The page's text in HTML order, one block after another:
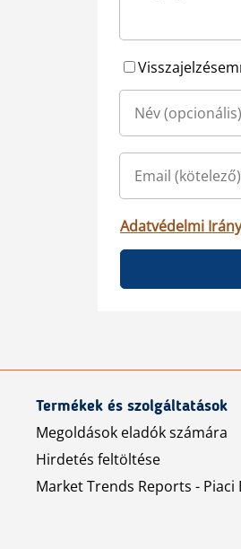
Adatvédelmi
Termékek és szolgáltatások
Megoldások eladók számára
Hirdetés feltöltése
Market Trends Reports - Piaci